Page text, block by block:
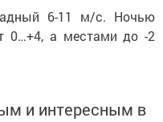
6-11 м/с. Ночью
0…+4, а местами до -2
и интересным в